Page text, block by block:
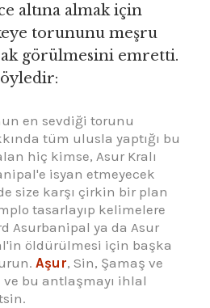
altına almak için
torununu meşru
görülmesini emretti.
en sevdiği torunu
tüm ulusla yaptığı bu
hiç kimse, Asur Kralı
isyan etmeyecek
size karşı çirkin bir plan
tasarlayıp kelimelere
Asurbanipal ya da Asur
öldürülmesi için başka
Aşur, Sin, Şamaş ve
bu antlaşmayı ihlal